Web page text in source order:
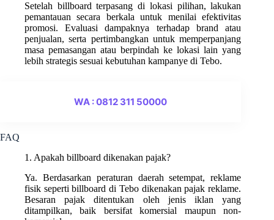
Setelah billboard terpasang di lokasi pilihan, lakukan
pemantauan secara berkala untuk menilai efektivitas
promosi. Evaluasi dampaknya terhadap brand atau
penjualan, serta pertimbangkan untuk memperpanjang
masa pemasangan atau berpindah ke lokasi lain yang
lebih strategis sesuai kebutuhan kampanye di Tebo.
WA : 0812 311 50000
FAQ
1. Apakah billboard dikenakan pajak?
Ya. Berdasarkan peraturan daerah setempat, reklame
fisik seperti billboard di Tebo dikenakan pajak reklame.
Besaran pajak ditentukan oleh jenis iklan yang
ditampilkan, baik bersifat komersial maupun non-